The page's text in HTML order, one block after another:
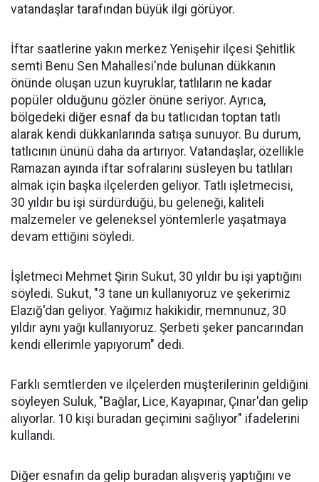
vatandaşlar tarafından büyük ilgi görüyor.
İftar saatlerine yakın merkez Yenişehir ilçesi Şehitlik
semti Benu Sen Mahallesi'nde bulunan dükkanın
önünde oluşan uzun kuyruklar, tatlıların ne kadar
popüler olduğunu gözler önüne seriyor. Ayrıca,
bölgedeki diğer esnaf da bu tatlıcıdan toptan tatlı
alarak kendi dükkanlarında satışa sunuyor. Bu durum,
tatlıcının ününü daha da artırıyor. Vatandaşlar, özellikle
Ramazan ayında iftar sofralarını süsleyen bu tatlıları
almak için başka ilçelerden geliyor. Tatlı işletmecisi,
30 yıldır bu işi sürdürdüğü, bu geleneği, kaliteli
malzemeler ve geleneksel yöntemlerle yaşatmaya
devam ettiğini söyledi.
İşletmeci Mehmet Şirin Sukut, 30 yıldır bu işi yaptığını
söyledi. Sukut, "3 tane un kullanıyoruz ve şekerimiz
Elazığ'dan geliyor. Yağımız hakikidir, memnunuz, 30
yıldır aynı yağı kullanıyoruz. Şerbeti şeker pancarından
kendi ellerimle yapıyorum" dedi.
Farklı semtlerden ve ilçelerden müşterilerinin geldiğini
söyleyen Suluk, "Bağlar, Lice, Kayapınar, Çınar'dan gelip
alıyorlar. 10 kişi buradan geçimini sağlıyor" ifadelerini
kullandı.
Diğer esnafın da gelip buradan alışveriş yaptığını ve